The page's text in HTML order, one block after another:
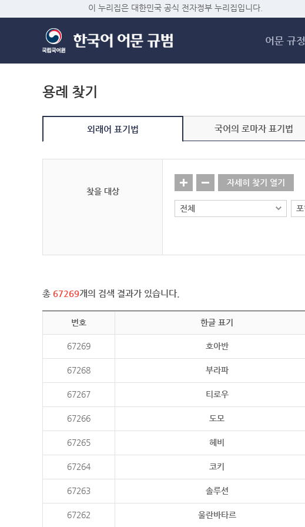
이 누리집은 대한민국 공식 전자정부 누리집입니다.
어문 규정
용례 찾기
외래어 표기법 국어의 로마자 표기법
찾을 대상
자세히 찾기 열기
총 67269개의 검색 결과가 있습니다.
번호 한글 표기
67269 호아반
67268 부라파
67267 티로우
67266 도모
67265 헤비
67264 코키
67263 솔루션
67262 울란바타르